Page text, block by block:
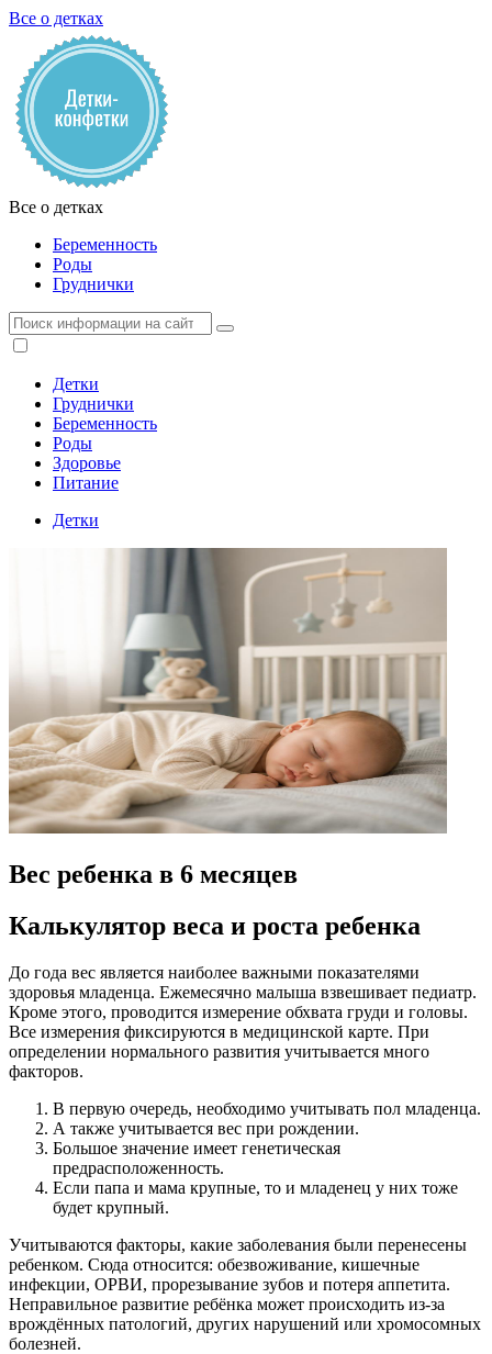
Все о детках
Все о детках
Беременность
Роды
Груднички
Детки
Груднички
Беременность
Роды
Здоровье
Питание
Детки
Вес ребенка в 6 месяцев
Калькулятор веса и роста ребенка
До года вес является наиболее важными показателями
здоровья младенца. Ежемесячно малыша взвешивает педиатр.
Кроме этого, проводится измерение обхвата груди и головы.
Все измерения фиксируются в медицинской карте. При
определении нормального развития учитывается много
факторов.
В первую очередь, необходимо учитывать пол младенца.
А также учитывается вес при рождении.
Большое значение имеет генетическая
предрасположенность.
Если папа и мама крупные, то и младенец у них тоже
будет крупный.
Учитываются факторы, какие заболевания были перенесены
ребенком. Сюда относится: обезвоживание, кишечные
инфекции, ОРВИ, прорезывание зубов и потеря аппетита.
Неправильное развитие ребёнка может происходить из-за
врождённых патологий, других нарушений или хромосомных
болезней.